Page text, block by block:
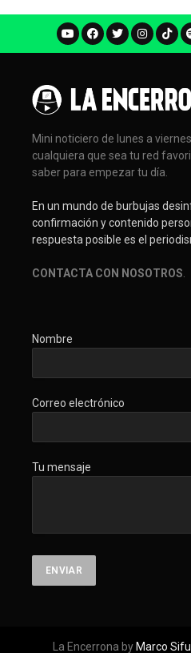
Mini noticiero de lunes a
cualquiera que sea tu red
saber para empezar tu día.
En un mundo de burbujas
confirmación y contenido
respuesta posible es el
CONTACTA CON NOSOTROS
Nombre
Correo electrónico
Tu mensaje
La Encerrona by Marco